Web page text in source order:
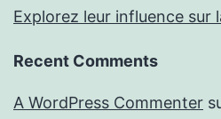
Explorez leur influence sur
Recent Comments
A WordPress Commenter